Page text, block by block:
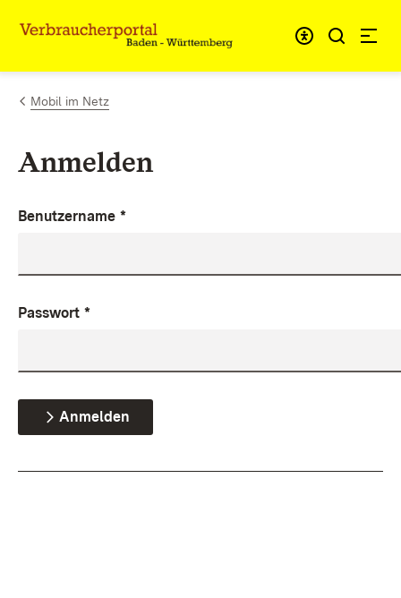
Zum Inhalt springen
Link zur Startseite
Mobil im Netz
Anmelden
Benutzername *
Passwort *
Anmelden